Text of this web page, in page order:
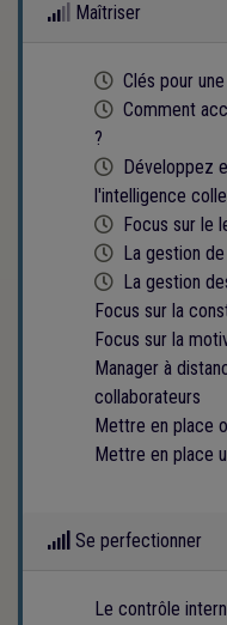
Maîtriser
Cette
Clés pour
Cette
Comment
?
Cette
Développez
l'intelligence
Cette
Focus sur le
Cette
La gestion
Cette
La gestion
Focus sur la
Focus sur la
Manager à
collaborateurs
Mettre en place
Mettre en place
Se perfectionner
Le contrôle